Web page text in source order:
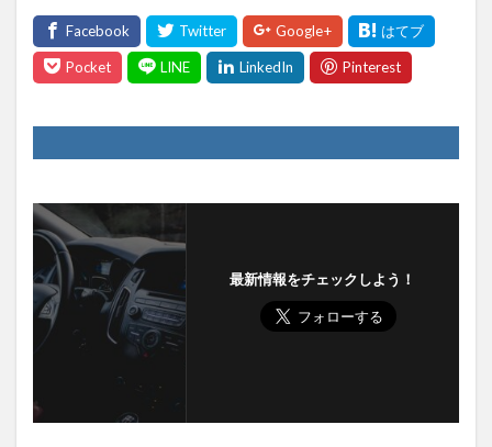
最新情報をチェックしよう！